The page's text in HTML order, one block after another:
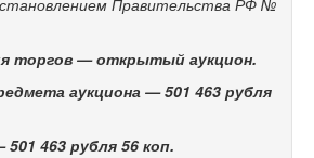
Правительства РФ №
торгов — открытый аукцион.
аукциона —501 463 рубля
501 463 рубля 56 коп.